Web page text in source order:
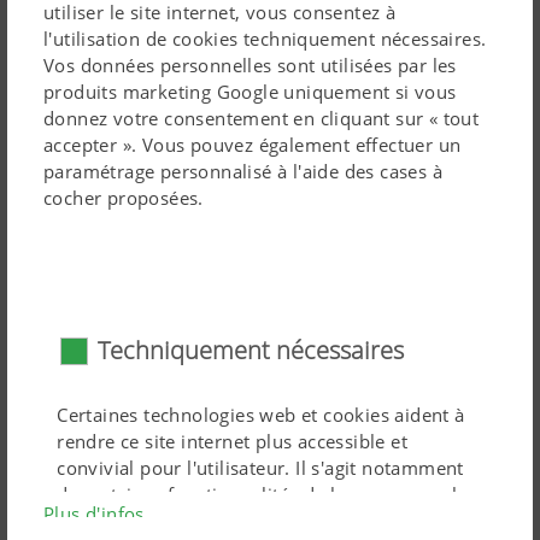
utiliser le site internet, vous consentez à
l'utilisation de cookies techniquement nécessaires.
Vos données personnelles sont utilisées par les
produits marketing Google uniquement si vous
donnez votre consentement en cliquant sur « tout
accepter ». Vous pouvez également effectuer un
paramétrage personnalisé à l'aide des cases à
cocher proposées.
Techniquement nécessaires
Certaines technologies web et cookies aident à
rendre ce site internet plus accessible et
convivial pour l'utilisateur. Il s'agit notamment
de certaines fonctionnalités de base, comme la
navigation sur le site internet, tout comme un
Plus d'infos
Carter du lamier avec paroi intermédiaire
Roulements à rouleaux coniques disposés dans des
paliers robustes
Distance importante entre les deux roulements pour
Palier pour l'éternité